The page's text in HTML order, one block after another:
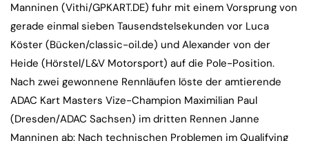
Manninen (Vithi/GPKART.DE) fuhr mit einem Vorsprung von
gerade einmal sieben Tausendstelsekunden vor Luca
Köster (Bücken/classic-oil.de) und Alexander von der
Heide (Hörstel/L&V Motorsport) auf die Pole-Position.
Nach zwei gewonnene Rennläufen löste der amtierende
ADAC Kart Masters Vize-Champion Maximilian Paul
(Dresden/ADAC Sachsen) im dritten Rennen Janne
Manninen ab: Nach technischen Problemen im Qualifying